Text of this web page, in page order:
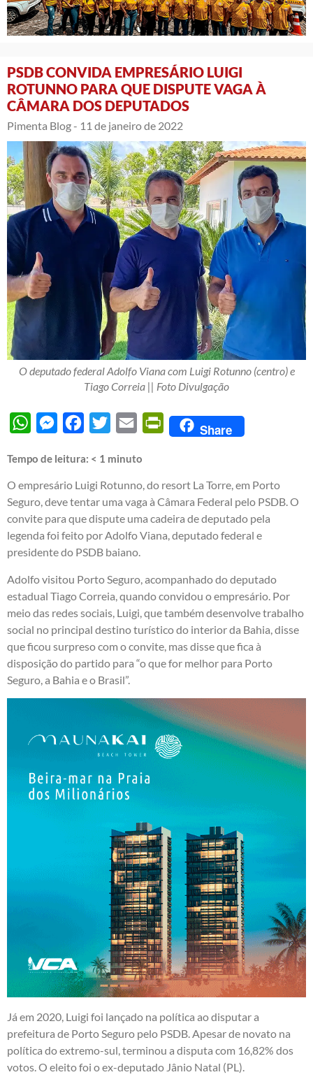
PSDB CONVIDA EMPRESÁRIO LUIGI
ROTUNNO PARA QUE DISPUTE VAGA À
CÂMARA DOS DEPUTADOS
Pimenta Blog - 11 de janeiro de 2022
O deputado federal Adolfo Viana com Luigi Rotunno (centro) e
Tiago Correia || Foto Divulgação
WhatsAppMessengerFacebook
Twitter Email PrintFriendly
Share
Tempo de leitura: < 1 minuto
O empresário Luigi Rotunno, do resort La Torre, em Porto
Seguro, deve tentar uma vaga à Câmara Federal pelo PSDB. O
convite para que dispute uma cadeira de deputado pela
legenda foi feito por Adolfo Viana, deputado federal e
presidente do PSDB baiano.
Adolfo visitou Porto Seguro, acompanhado do deputado
estadual Tiago Correia, quando convidou o empresário. Por
meio das redes sociais, Luigi, que também desenvolve trabalho
social no principal destino turístico do interior da Bahia, disse
que ficou surpreso com o convite, mas disse que fica à
disposição do partido para “o que for melhor para Porto
Seguro, a Bahia e o Brasil”.
Já em 2020, Luigi foi lançado na política ao disputar a
prefeitura de Porto Seguro pelo PSDB. Apesar de novato na
política do extremo-sul, terminou a disputa com 16,82% dos
votos. O eleito foi o ex-deputado Jânio Natal (PL).